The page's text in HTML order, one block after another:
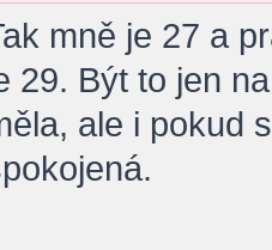
mně je 27 a
29. Být to jen
ale i pokud